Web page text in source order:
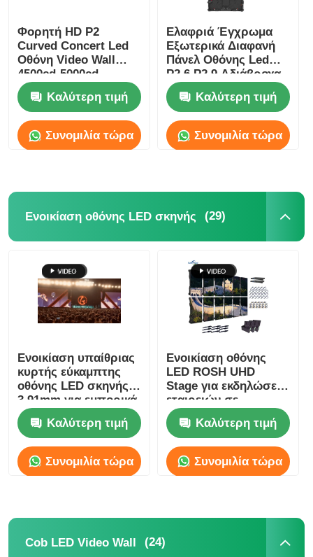
οθόνη οθόνης LED
Οθόνη των οδηγήσεων συναυλίας
Ενοικίαση οθόνης LED σκηνής
Cob LED Video Wall
Εικόνα LED SMD
Εξωτερικό πίνακα οθόνης LED
Υπαίθριος πίνακας led
Φορητή HD P2
Curved Concert Led
Οθόνη Video Wall
4500cd-5000cd
Καλύτερη τιμή
Συνομιλία τώρα
Ελαφριά Έγχρωμα
Εξωτερικά Διαφανή
Πάνελ Οθόνης Led
P2.6 P2.9 Αδιάβροχα
Κατά Παραγγελία
Καλύτερη τιμή
Συνομιλία τώρα
Ενοικίαση οθόνης LED σκηνής (29)
Ενοικίαση υπαίθριας
κυρτής εύκαμπτης
οθόνης LED σκηνής
3,91mm για εμπορικά
κέντρα 5V SDK
Καλύτερη τιμή
Συνομιλία τώρα
Ενοικίαση οθόνης
LED ROSH UHD
Stage για εκδηλώσεις
εταιρειών σε
εσωτερικούς χώρους
Καλύτερη τιμή
Συνομιλία τώρα
Cob LED Video Wall (24)